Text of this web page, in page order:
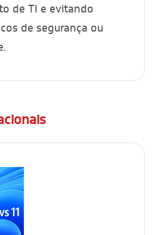
de TI e evitando
de segurança ou